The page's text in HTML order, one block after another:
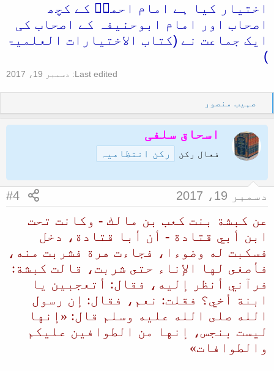
اختیار کیا ہے امام احمدؒ کے کچھ
اصحاب اور امام ابوحنیفہ کے اصحاب کی
ایک جماعت نے (کتاب الاختیارات العلمیۃ
)
Last edited: دسمبر 19، 2017
R
e
a
c
t
o
:
صہیب منصور
اسحاق سلفی
فعال رکن رکن انتظامیہ
دسمبر 19، 2017 #4
عن كبشة بنت كعب بن مالك - وكانت تحت
ابن أبي قتادة - أن أبا قتادة، دخل
فسكبت له وضوءا، فجاءت هرة فشربت منه،
فأصغى لها الإناء حتى شربت، قالت كبشة:
فرآني أنظر إليه، فقال: أتعجبين يا
ابنة أخي؟ فقلت: نعم، فقال: إن رسول
الله صلى الله عليه وسلم قال: «إنها
ليست بنجس، إنها من الطوافين عليكم
والطوافات»